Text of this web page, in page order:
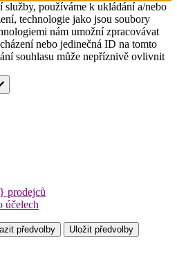
používáme k ukládání a/nebo
technologie jako jsou soubory
nám umožní zpracovávat
nebo jedinečná ID na tomto
souhlasu může nepříznivě ovlivnit
prodejců
účelech
předvolby Uložit předvolby